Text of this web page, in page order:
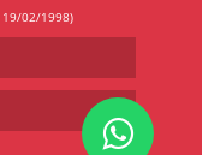
19/02/1998)